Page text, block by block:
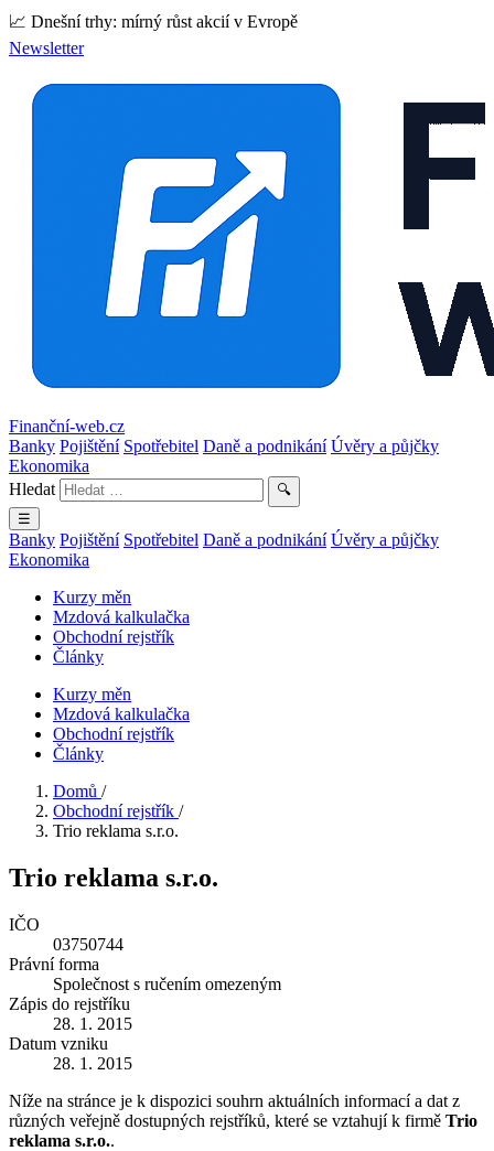
📈 Dnešní trhy: mírný růst akcií v Evropě
Newsletter
Finanční-web.cz
Banky Pojištění Spotřebitel Daně a podnikání Úvěry a půjčky
Ekonomika
Hledat
🔍
☰
Banky Pojištění Spotřebitel Daně a podnikání Úvěry a půjčky
Ekonomika
Kurzy měn
Mzdová kalkulačka
Obchodní rejstřík
Články
Kurzy měn
Mzdová kalkulačka
Obchodní rejstřík
Články
Domů /
Obchodní rejstřík /
Trio reklama s.r.o.
Trio reklama s.r.o.
IČO
03750744
Právní forma
Společnost s ručením omezeným
Zápis do rejstříku
28. 1. 2015
Datum vzniku
28. 1. 2015
Níže na stránce je k dispozici souhrn aktuálních informací a dat z
různých veřejně dostupných rejstříků, které se vztahují k firmě Trio
reklama s.r.o..